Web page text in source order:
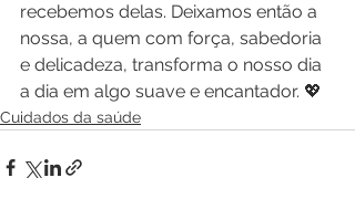
recebemos delas. Deixamos então a
nossa, a quem com força, sabedoria
e delicadeza, transforma o nosso dia
a dia em algo suave e encantador. 💖
Cuidados da saúde